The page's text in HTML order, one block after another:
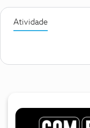
Atividade